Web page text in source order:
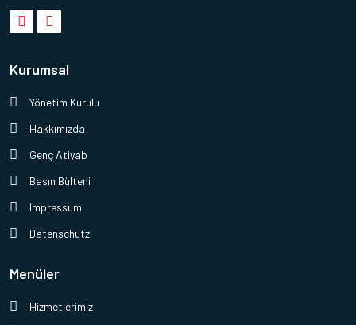
Kurumsal
Yönetim Kurulu
Hakkımızda
Genç Atiyab
Basın Bülteni
Impressum
Datenschutz
Menüler
Hizmetlerimiz